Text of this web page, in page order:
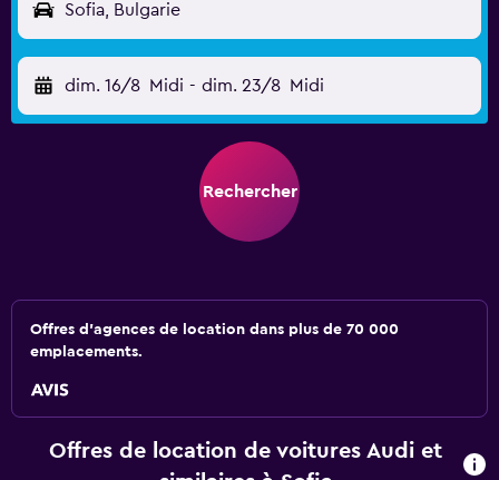
Sofia, Bulgarie
dim. 16/8 Midi - dim. 23/8 Midi
Rechercher
Offres d’agences de location dans plus de 70 000
emplacements.
Offres de location de voitures Audi et